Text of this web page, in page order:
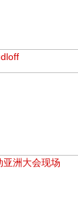
亚洲大会现场